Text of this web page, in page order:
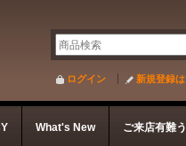
ログイン 新規登録
What's New ご来店有難